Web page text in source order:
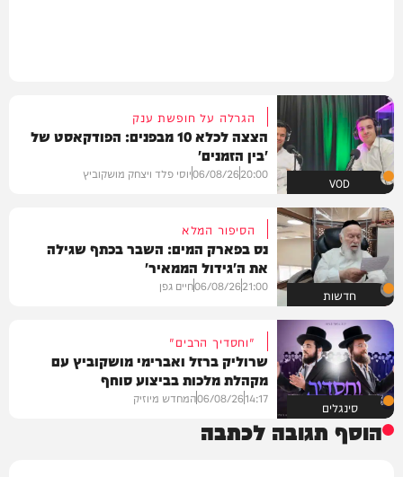
VOD
הגרלה על חופשת ענק
הצצה לכלא 10 מבפנים: הפודקאסט של
'בין הזמנים'
20:00
06/08/26יוסי פלד ויצחק מושקוביץ
חדשות
הסיפור המלא
נס בפארק המים: השבר בכתף שגילה
את ה'גידול הממאיר'
21:00
06/08/26חיים גפן
סינגלים
"וחסדיך הרבים"
שרוליק ברזל ואברימי מושקוביץ עם
מקהלת מלכות בביצוע סוחף
14:17
06/08/26המחדש מיוזיק
הוסף תגובה לכתבה